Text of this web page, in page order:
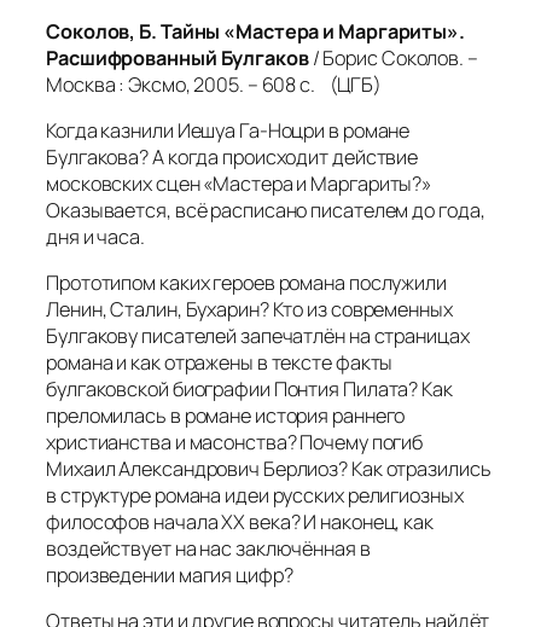
Соколов, Б. Тайны «Мастера и Маргариты».
Расшифрованный Булгаков/ Борис Соколов. –
Москва : Эксмо, 2005. – 608 с. (ЦГБ)
Когда казнили Иешуа Га-Ноцри в романе
Булгакова? А когда происходит действие
московских сцен «Мастера и Маргариты?»
Оказывается, всё расписано писателем до года,
дня и часа.
Прототипом каких героев романа послужили
Ленин, Сталин, Бухарин? Кто из современных
Булгакову писателей запечатлён на страницах
романа и как отражены в тексте факты
булгаковской биографии Понтия Пилата? Как
преломилась в романе история раннего
христианства и масонства? Почему погиб
Михаил Александрович Берлиоз? Как отразились
в структуре романа идеи русских религиозных
философов начала XX века? И наконец, как
воздействует на нас заключённая в
произведении магия цифр?
Ответы на эти и другие вопросы читатель найдёт